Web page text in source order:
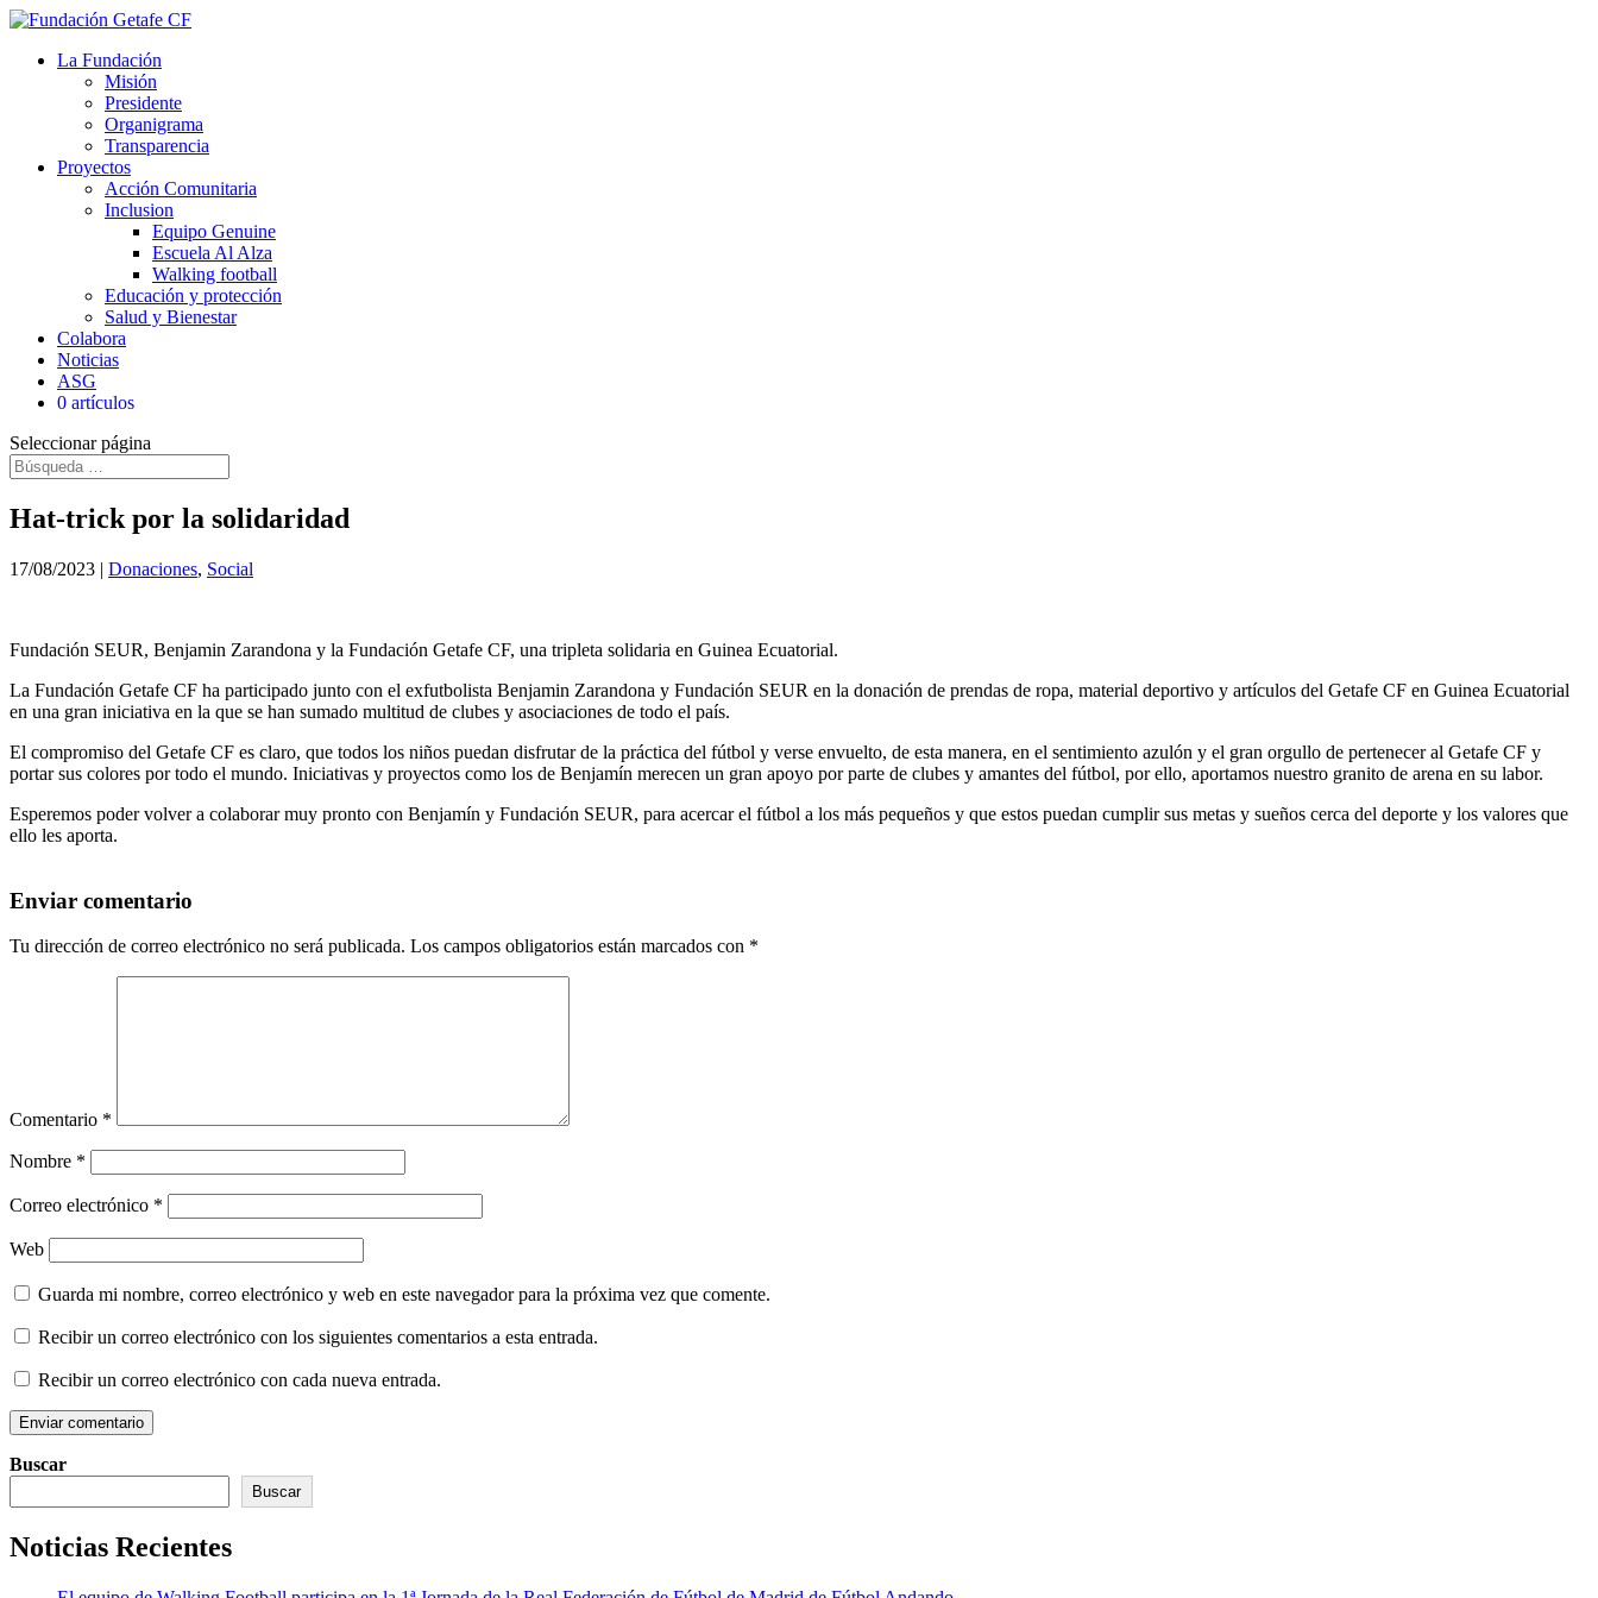
La Fundación
Misión
Presidente
Organigrama
Transparencia
Proyectos
Acción Comunitaria
Inclusion
Equipo Genuine
Escuela Al Alza
Walking football
Educación y protección
Salud y Bienestar
Colabora
Noticias
ASG
0 artículos
Seleccionar página
Hat-trick por la solidaridad
17/08/2023 | Donaciones, Social
Fundación SEUR, Benjamin Zarandona y la Fundación Getafe CF, una tripleta solidaria en Guinea Ecuatorial.
La Fundación Getafe CF ha participado junto con el exfutbolista Benjamin Zarandona y Fundación SEUR en la donación de prendas de ropa, material deportivo y artículos del Getafe CF en Guinea Ecuatorial
en una gran iniciativa en la que se han sumado multitud de clubes y asociaciones de todo el país.
El compromiso del Getafe CF es claro, que todos los niños puedan disfrutar de la práctica del fútbol y verse envuelto, de esta manera, en el sentimiento azulón y el gran orgullo de pertenecer al Getafe CF y
portar sus colores por todo el mundo. Iniciativas y proyectos como los de Benjamín merecen un gran apoyo por parte de clubes y amantes del fútbol, por ello, aportamos nuestro granito de arena en su labor.
Esperemos poder volver a colaborar muy pronto con Benjamín y Fundación SEUR, para acercar el fútbol a los más pequeños y que estos puedan cumplir sus metas y sueños cerca del deporte y los valores que
ello les aporta.
Enviar comentario
Tu dirección de correo electrónico no será publicada. Los campos obligatorios están marcados con *
Comentario *
Nombre *
Correo electrónico *
Web
Guarda mi nombre, correo electrónico y web en este navegador para la próxima vez que comente.
Recibir un correo electrónico con los siguientes comentarios a esta entrada.
Recibir un correo electrónico con cada nueva entrada.
Buscar
Buscar
Noticias Recientes